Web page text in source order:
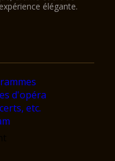
élégante.